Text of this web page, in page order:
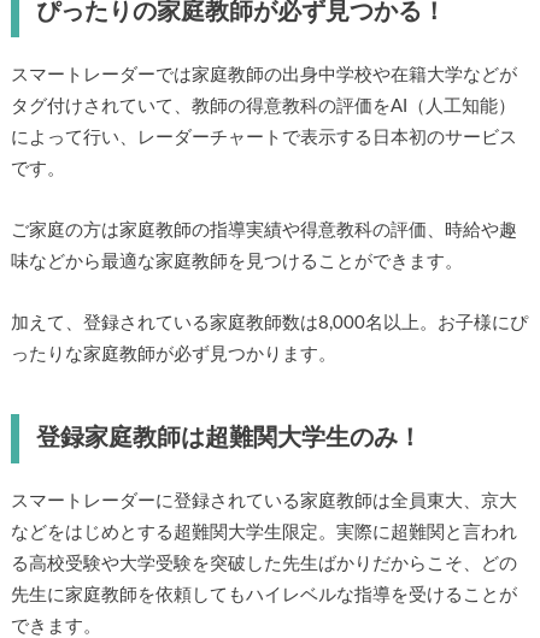
ぴったりの家庭教師が必ず見つかる！
スマートレーダーでは家庭教師の出身中学校や在籍大学などが
タグ付けされていて、教師の得意教科の評価をAI（人工知能）
によって行い、レーダーチャートで表示する日本初のサービス
です。
ご家庭の方は家庭教師の指導実績や得意教科の評価、時給や趣
味などから最適な家庭教師を見つけることができます。
加えて、登録されている家庭教師数は8,000名以上。お子様にぴ
ったりな家庭教師が必ず見つかります。
登録家庭教師は超難関大学生のみ！
スマートレーダーに登録されている家庭教師は全員東大、京大
などをはじめとする超難関大学生限定。実際に超難関と言われ
る高校受験や大学受験を突破した先生ばかりだからこそ、どの
先生に家庭教師を依頼してもハイレベルな指導を受けることが
できます。